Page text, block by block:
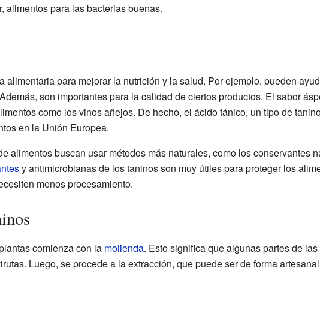
alimentos para las bacterias buenas.
alimentaria para mejorar la nutrición y la salud. Por ejemplo, pueden
son importantes para la calidad de ciertos productos. El sabor
como los vinos añejos. De hecho, el ácido tánico, un tipo de
en la Unión Europea.
alimentos buscan usar métodos más naturales, como los conservantes
y antimicrobianas de los taninos son muy útiles para proteger los
menos procesamiento.
comienza con la molienda. Esto significa que algunas partes de
Luego, se procede a la extracción, que puede ser de forma